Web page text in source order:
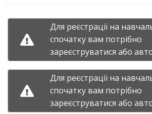
Для реєстрації на
спочатку вам потрібно
зареєструватися або
Для реєстрації на
спочатку вам потрібно
зареєструватися або